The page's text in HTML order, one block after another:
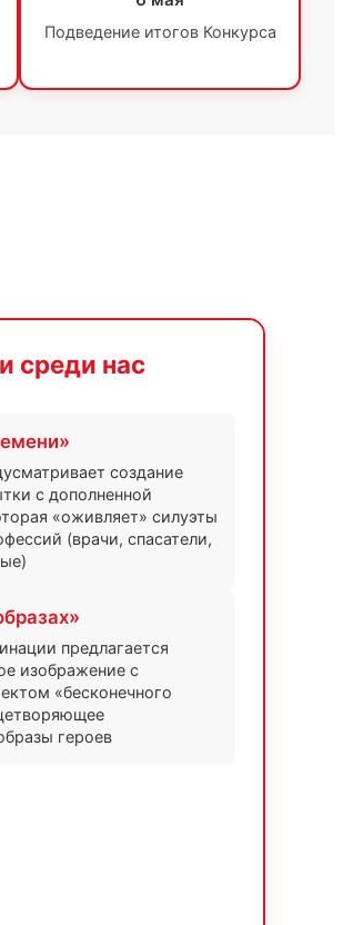
Подведение итогов Конкурса
среди нас
создание
с дополненной
«оживляет» силуэты
(врачи, спасатели,
предлагается
изображение с
«бесконечного
героев